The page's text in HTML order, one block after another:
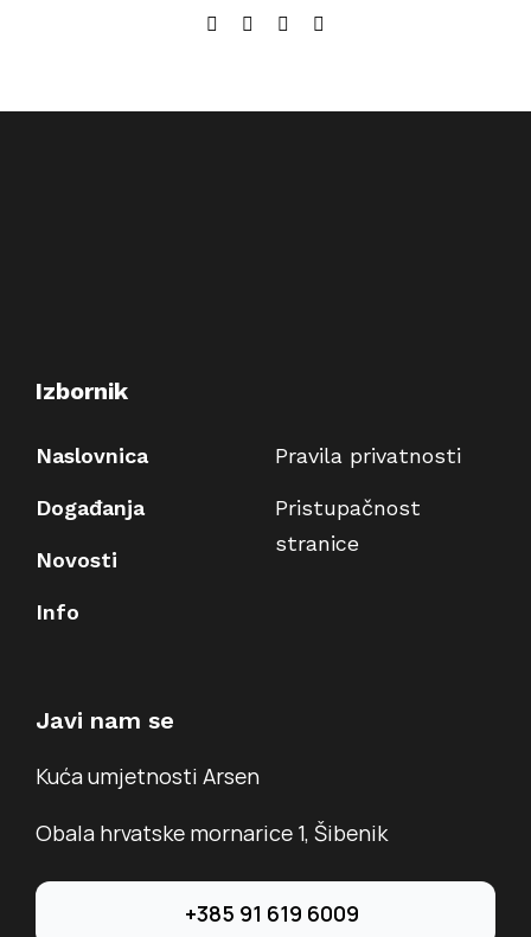
Facebook
TwitterLinkedIn
Izbornik
Naslovnica
Događanja
Novosti
Info
Pravila privatnosti
Pristupačnost
stranice
Javi nam se
Kuća umjetnosti Arsen
Obala hrvatske mornarice 1, Šibenik
+385 91 619 6009